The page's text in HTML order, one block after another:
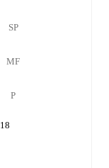
SP
MF
P
18